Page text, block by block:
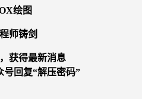
绘图
师铸剑
获得最新消息
号回复“解压密码”